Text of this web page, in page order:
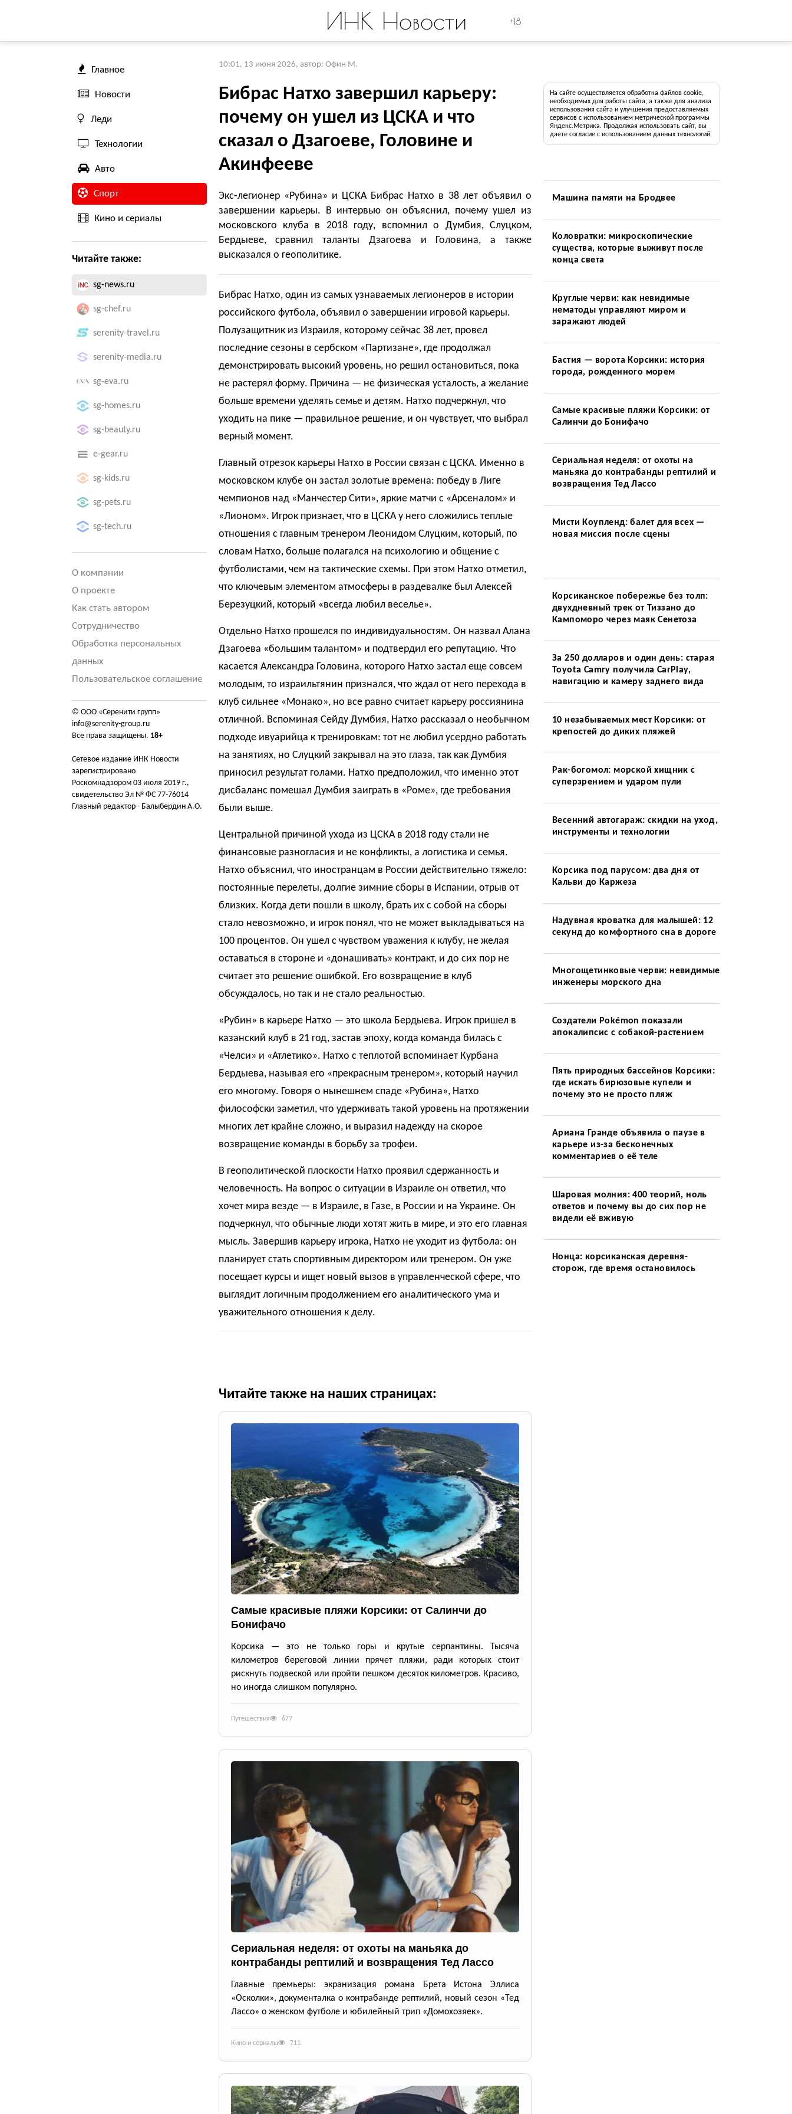
ИНК Новости +18
Главное
Новости
Леди
Технологии
Авто
Спорт
Кино и сериалы
Читайте также:
sg-news.ru
sg-chef.ru
serenity-travel.ru
serenity-media.ru
sg-eva.ru
sg-homes.ru
sg-beauty.ru
e-gear.ru
sg-kids.ru
sg-pets.ru
sg-tech.ru
О компании
О проекте
Как стать автором
Сотрудничество
Обработка персональных
данных
Пользовательское соглашение
© ООО «Серенити групп»
info@serenity-group.ru
Все права защищены. 18+
Сетевое издание ИНК Новости
зарегистрировано
Роскомнадзором 03 июля 2019 г.,
свидетельство Эл № ФС 77-76014
Главный редактор - Балыбердин А.О.
10:01, 13 июня 2026, автор: Офин М.
Бибрас Натхо завершил карьеру:
почему он ушел из ЦСКА и что
сказал о Дзагоеве, Головине и
Акинфееве
Экс-легионер «Рубина» и ЦСКА Бибрас Натхо в 38 лет объявил о
завершении карьеры. В интервью он объяснил, почему ушел из
московского клуба в 2018 году, вспомнил о Думбия, Слуцком,
Бердыеве, сравнил таланты Дзагоева и Головина, а также
высказался о геополитике.
Бибрас Натхо, один из самых узнаваемых легионеров в истории
российского футбола, объявил о завершении игровой карьеры.
Полузащитник из Израиля, которому сейчас 38 лет, провел
последние сезоны в сербском «Партизане», где продолжал
демонстрировать высокий уровень, но решил остановиться, пока
не растерял форму. Причина — не физическая усталость, а желание
больше времени уделять семье и детям. Натхо подчеркнул, что
уходить на пике — правильное решение, и он чувствует, что выбрал
верный момент.
Главный отрезок карьеры Натхо в России связан с ЦСКА. Именно в
московском клубе он застал золотые времена: победу в Лиге
чемпионов над «Манчестер Сити», яркие матчи с «Арсеналом» и
«Лионом». Игрок признает, что в ЦСКА у него сложились теплые
отношения с главным тренером Леонидом Слуцким, который, по
словам Натхо, больше полагался на психологию и общение с
футболистами, чем на тактические схемы. При этом Натхо отметил,
что ключевым элементом атмосферы в раздевалке был Алексей
Березуцкий, который «всегда любил веселье».
Отдельно Натхо прошелся по индивидуальностям. Он назвал Алана
Дзагоева «большим талантом» и подтвердил его репутацию. Что
касается Александра Головина, которого Натхо застал еще совсем
молодым, то израильтянин признался, что ждал от него перехода в
клуб сильнее «Монако», но все равно считает карьеру россиянина
отличной. Вспоминая Сейду Думбия, Натхо рассказал о необычном
подходе ивуарийца к тренировкам: тот не любил усердно работать
на занятиях, но Слуцкий закрывал на это глаза, так как Думбия
приносил результат голами. Натхо предположил, что именно этот
дисбаланс помешал Думбия заиграть в «Роме», где требования
были выше.
Центральной причиной ухода из ЦСКА в 2018 году стали не
финансовые разногласия и не конфликты, а логистика и семья.
Натхо объяснил, что иностранцам в России действительно тяжело:
постоянные перелеты, долгие зимние сборы в Испании, отрыв от
близких. Когда дети пошли в школу, брать их с собой на сборы
стало невозможно, и игрок понял, что не может выкладываться на
100 процентов. Он ушел с чувством уважения к клубу, не желая
оставаться в стороне и «донашивать» контракт, и до сих пор не
считает это решение ошибкой. Его возвращение в клуб
обсуждалось, но так и не стало реальностью.
«Рубин» в карьере Натхо — это школа Бердыева. Игрок пришел в
казанский клуб в 21 год, застав эпоху, когда команда билась с
«Челси» и «Атлетико». Натхо с теплотой вспоминает Курбана
Бердыева, называя его «прекрасным тренером», который научил
его многому. Говоря о нынешнем спаде «Рубина», Натхо
философски заметил, что удерживать такой уровень на протяжении
многих лет крайне сложно, и выразил надежду на скорое
возвращение команды в борьбу за трофеи.
В геополитической плоскости Натхо проявил сдержанность и
человечность. На вопрос о ситуации в Израиле он ответил, что
хочет мира везде — в Израиле, в Газе, в России и на Украине. Он
подчеркнул, что обычные люди хотят жить в мире, и это его главная
мысль. Завершив карьеру игрока, Натхо не уходит из футбола: он
планирует стать спортивным директором или тренером. Он уже
посещает курсы и ищет новый вызов в управленческой сфере, что
выглядит логичным продолжением его аналитического ума и
уважительного отношения к делу.
Читайте также на наших страницах:
Самые красивые пляжи Корсики: от Салинчи до
Бонифачо
Корсика — это не только горы и крутые серпантины. Тысяча
километров береговой линии прячет пляжи, ради которых стоит
рискнуть подвеской или пройти пешком десяток километров. Красиво,
но иногда слишком популярно.
Путешествия 677
Сериальная неделя: от охоты на маньяка до
контрабанды рептилий и возвращения Тед Лассо
Главные премьеры: экранизация романа Брета Истона Эллиса
«Осколки», документалка о контрабанде рептилий, новый сезон «Тед
Лассо» о женском футболе и юбилейный трип «Домохозяек».
Кино и сериалы 711
На сайте осуществляется обработка файлов cookie,
необходимых для работы сайта, а также для анализа
использования сайта и улучшения предоставляемых
сервисов с использованием метрической программы
Яндекс.Метрика. Продолжая использовать сайт, вы
даете согласие с использованием данных технологий.
Машина памяти на Бродвее
Коловратки: микроскопические
существа, которые выживут после
конца света
Круглые черви: как невидимые
нематоды управляют миром и
заражают людей
Бастия — ворота Корсики: история
города, рожденного морем
Самые красивые пляжи Корсики: от
Салинчи до Бонифачо
Сериальная неделя: от охоты на
маньяка до контрабанды рептилий и
возвращения Тед Лассо
Мисти Коупленд: балет для всех —
новая миссия после сцены
Корсиканское побережье без толп:
двухдневный трек от Тиззано до
Кампоморо через маяк Сенетоза
За 250 долларов и один день: старая
Toyota Camry получила CarPlay,
навигацию и камеру заднего вида
10 незабываемых мест Корсики: от
крепостей до диких пляжей
Рак-богомол: морской хищник с
суперзрением и ударом пули
Весенний автогараж: скидки на уход,
инструменты и технологии
Корсика под парусом: два дня от
Кальви до Каржеза
Надувная кроватка для малышей: 12
секунд до комфортного сна в дороге
Многощетинковые черви: невидимые
инженеры морского дна
Создатели Pokémon показали
апокалипсис с собакой-растением
Пять природных бассейнов Корсики:
где искать бирюзовые купели и
почему это не просто пляж
Ариана Гранде объявила о паузе в
карьере из-за бесконечных
комментариев о её теле
Шаровая молния: 400 теорий, ноль
ответов и почему вы до сих пор не
видели её вживую
Нонца: корсиканская деревня-
сторож, где время остановилось